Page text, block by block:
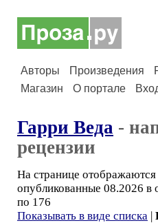
Авторы Произведения
Магазин
О портале
Гарри Веда -
рецензии
На странице отображаются
опубликованные 08.2026 в
по 176
Показывать в виде списка |